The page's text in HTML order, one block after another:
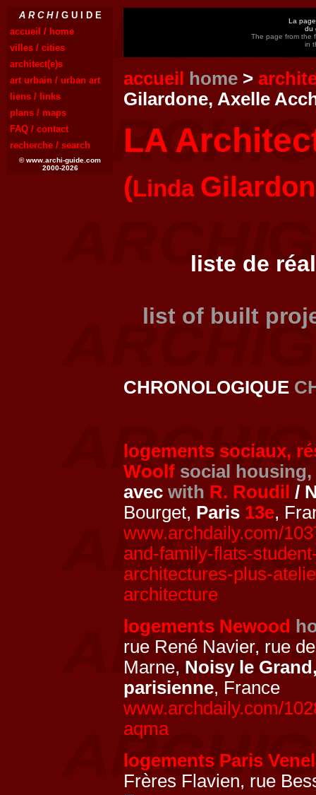
A R C H IG U I D E
accueil / home
villes / cities
architect(e)s
art urbain / urban art
liens / links
plans / maps
FAQ / contact
recherche / search
© www.archi-guide.com
2000-2026
La
du
The page from the
in
accueil home >
Gilardone, Axelle
LA
(Linda
liste de
list of built
CHRONOLOGIQUE
logements sociaux,
Woolf social
avec with R. Roudil /
Bourget, Paris 13e,
www.archdaily.com/
and-family-flats-
architectures-plus-
architecture
logements Newood
rue René Navier, rue
Marne, Noisy le
parisienne, France
www.archdaily.com/
aqma
logements Paris
Frères Flavien, rue